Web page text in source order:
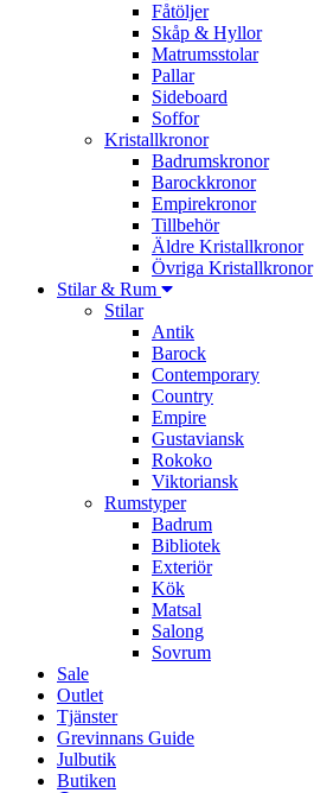
Fåtöljer
Skåp & Hyllor
Matrumsstolar
Pallar
Sideboard
Soffor
Kristallkronor
Badrumskronor
Barockkronor
Empirekronor
Tillbehör
Äldre Kristallkronor
Övriga Kristallkronor
Stilar & Rum
Stilar
Antik
Barock
Contemporary
Country
Empire
Gustaviansk
Rokoko
Viktoriansk
Rumstyper
Badrum
Bibliotek
Exteriör
Kök
Matsal
Salong
Sovrum
Sale
Outlet
Tjänster
Grevinnans Guide
Julbutik
Butiken